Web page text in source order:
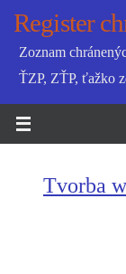
SkipRegister
Zoznam
ŤZP, ZŤP, ťažko
Tvorba